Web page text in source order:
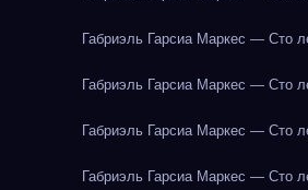
Габриэль Гарсиа Маркес — Сто
Габриэль Гарсиа Маркес — Сто
Габриэль Гарсиа Маркес — Сто
Габриэль Гарсиа Маркес — Сто